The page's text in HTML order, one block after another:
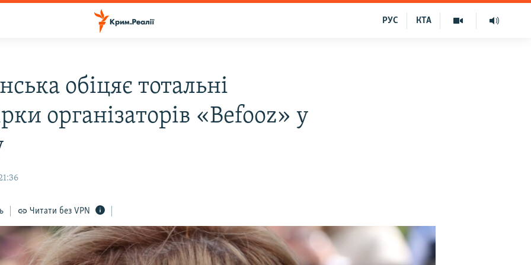
КТА
РУС
обіцяє тотальні
організаторів «Befooz» у
Читати без VPN